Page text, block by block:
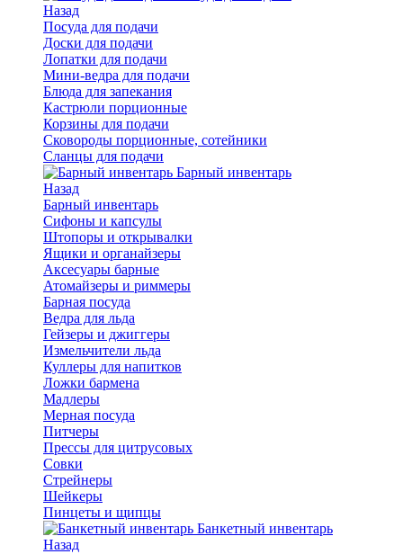
Назад
Посуда для подачи
Доски для подачи
Лопатки для подачи
Мини-ведра для подачи
Блюда для запекания
Кастрюли порционные
Корзины для подачи
Сковороды порционные, сотейники
Сланцы для подачи
Барный инвентарь
Назад
Барный инвентарь
Сифоны и капсулы
Штопоры и открывалки
Ящики и органайзеры
Аксесуары барные
Атомайзеры и риммеры
Барная посуда
Ведра для льда
Гейзеры и джиггеры
Измельчители льда
Куллеры для напитков
Ложки бармена
Мадлеры
Мерная посуда
Питчеры
Прессы для цитрусовых
Совки
Стрейнеры
Шейкеры
Пинцеты и щипцы
Банкетный инвентарь
Назад